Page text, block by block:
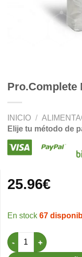
Pro.Complete
INICIO /
Elije tu método de
25.96€
67
Pro.Complete Muda